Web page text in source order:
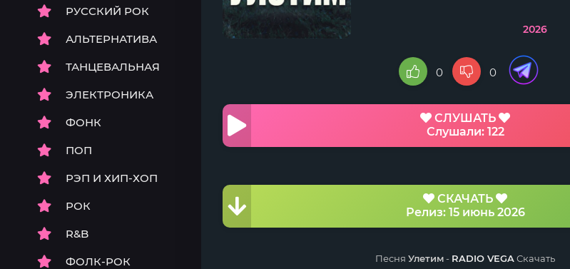
РУССКИЙ РОК
АЛЬТЕРНАТИВА
ТАНЦЕВАЛЬНАЯ
ЭЛЕКТРОНИКА
ФОНК
ПОП
РЭП И ХИП-ХОП
РОК
R&B
ФОЛК-РОК
2026
0 0
СЛУШАТЬ
Слушали: 122
СКАЧАТЬ
Релиз: 15 июнь 2026
Песня Улетим- RADIO VEGAСкачать